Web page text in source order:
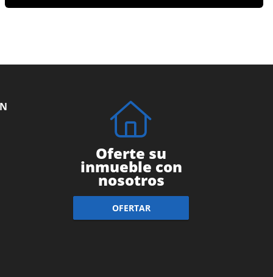
Oferte su
inmueble con
nosotros
OFERTAR